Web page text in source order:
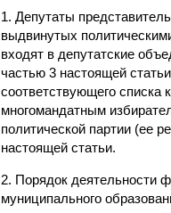
1. Депутаты
выдвинутых
входят в депутатские
частью 3 настоящей
соответствующего
многомандатным
политической партии (ее
настоящей статьи.
2. Порядок деятельности
муниципального